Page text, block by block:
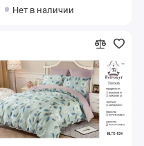
50х70 2 шт и с
Нет в наличии